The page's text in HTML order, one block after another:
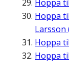
Hoppa
Hoppa
Larsson
Hoppa
Hoppa